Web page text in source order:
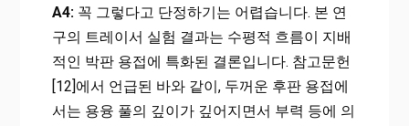
A4:꼭 그렇다고 단정하기는 어렵습니다. 본 연
구의 트레이서 실험 결과는 수평적 흐름이 지배
적인 박판 용접에 특화된 결론입니다. 참고문헌
[12]에서 언급된 바와 같이, 두꺼운 후판 용접에
서는 용융 풀의 깊이가 깊어지면서 부력 등에 의